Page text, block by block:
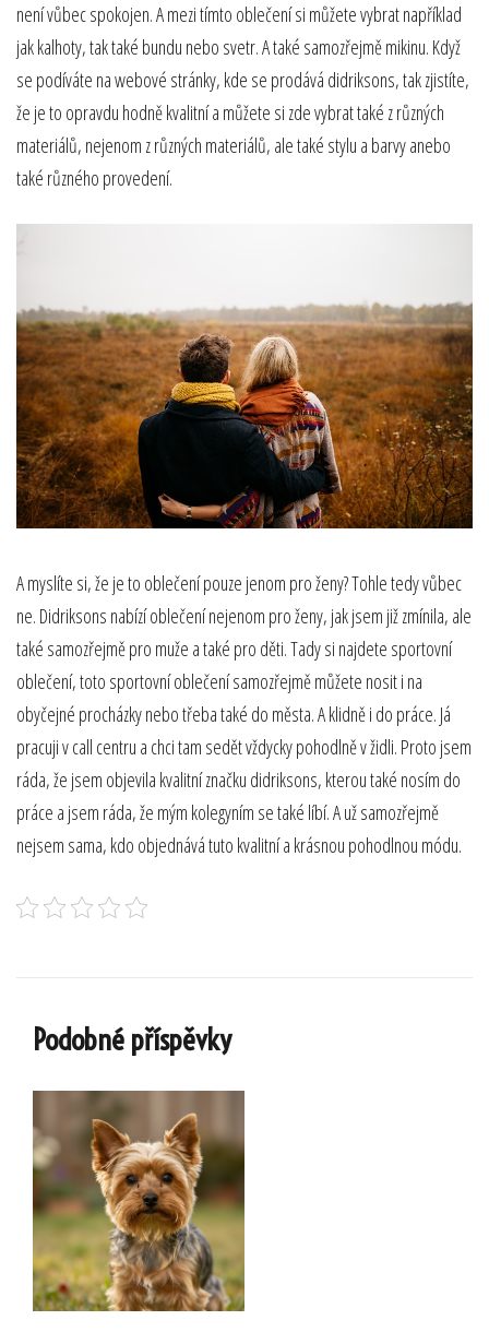
není vůbec spokojen. A mezi tímto oblečení si můžete vybrat například
jak kalhoty, tak také bundu nebo svetr. A také samozřejmě mikinu. Když
se podíváte na webové stránky, kde se prodává didriksons, tak zjistíte,
že je to opravdu hodně kvalitní a můžete si zde vybrat také z různých
materiálů, nejenom z různých materiálů, ale také stylu a barvy anebo
také různého provedení.
A myslíte si, že je to oblečení pouze jenom pro ženy? Tohle tedy vůbec
ne. Didriksons nabízí oblečení nejenom pro ženy, jak jsem již zmínila, ale
také samozřejmě pro muže a také pro děti. Tady si najdete sportovní
oblečení, toto sportovní oblečení samozřejmě můžete nosit i na
obyčejné procházky nebo třeba také do města. A klidně i do práce. Já
pracuji v call centru a chci tam sedět vždycky pohodlně v židli. Proto jsem
ráda, že jsem objevila kvalitní značku didriksons, kterou také nosím do
práce a jsem ráda, že mým kolegyním se také líbí. A už samozřejmě
nejsem sama, kdo objednává tuto kvalitní a krásnou pohodlnou módu.
Podobné příspěvky